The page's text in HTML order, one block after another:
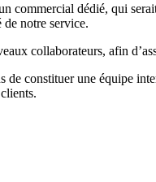
commercial dédié, qui
de notre service.
collaborateurs, afin
constituer une équipe